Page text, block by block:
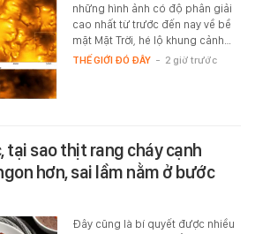
những hình ảnh có độ phân giải
cao nhất từ trước đến nay về bề
mặt Mặt Trời, hé lộ khung cảnh…
THẾ GIỚI ĐÓ ĐÂY - 2 giờ trước
tại sao thịt rang cháy cạnh
hơn, sai lầm nằm ở bước
Đây cũng là bí quyết được nhiều